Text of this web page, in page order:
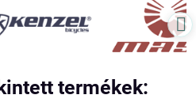
termékek: